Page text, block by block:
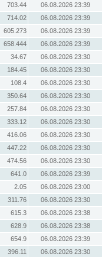
703.44
06.08.2026 23:39
714.02
06.08.2026 23:39
605.273
06.08.2026 23:39
658.444
06.08.2026 23:39
34.67
06.08.2026 23:30
184.45
06.08.2026 23:30
108.4
06.08.2026 23:30
350.64
06.08.2026 23:30
257.84
06.08.2026 23:30
333.12
06.08.2026 23:30
416.06
06.08.2026 23:30
447.22
06.08.2026 23:30
474.56
06.08.2026 23:30
641.0
06.08.2026 23:39
2.05
06.08.2026 23:00
311.76
06.08.2026 23:30
615.3
06.08.2026 23:38
628.9
06.08.2026 23:38
654.9
06.08.2026 23:39
396.11 06.08.2026 23:30